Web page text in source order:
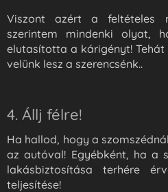
Viszont azért a feltételes
szerintem mindenki olyat,
elutasította a kárigényt!
velünk lesz a szerencsénk..
4. Állj félre!
Ha hallod, hogy a
az autóval! Egyébként, ha a
lakásbiztosítása terhére
teljesítése!